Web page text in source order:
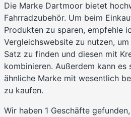
Die Marke Dartmoor bietet
Fahrradzubehör. Um beim
Produkten zu sparen, empfehle
Vergleichswebsite zu nutzen,
Satz zu finden und diesen mit
kombinieren. Außerdem kann es
ähnliche Marke mit wesentlich
zu kaufen.
Wir haben 1 Geschäfte